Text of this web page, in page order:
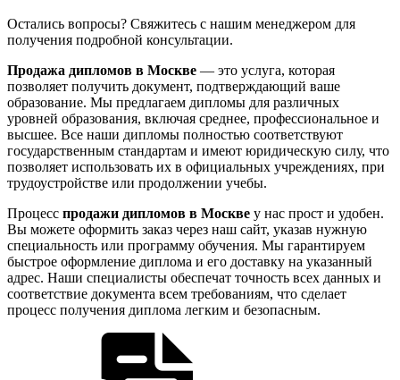
Остались вопросы? Свяжитесь с нашим менеджером для
получения подробной консультации.
Продажа дипломов в Москве — это услуга, которая
позволяет получить документ, подтверждающий ваше
образование. Мы предлагаем дипломы для различных
уровней образования, включая среднее, профессиональное и
высшее. Все наши дипломы полностью соответствуют
государственным стандартам и имеют юридическую силу, что
позволяет использовать их в официальных учреждениях, при
трудоустройстве или продолжении учебы.
Процесс продажи дипломов в Москве у нас прост и удобен.
Вы можете оформить заказ через наш сайт, указав нужную
специальность или программу обучения. Мы гарантируем
быстрое оформление диплома и его доставку на указанный
адрес. Наши специалисты обеспечат точность всех данных и
соответствие документа всем требованиям, что сделает
процесс получения диплома легким и безопасным.